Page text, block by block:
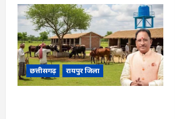
CG
:
जशपुर
से
204
श्रद्धालु
प्रभु
रामलला
दर्शन
के
लिए
छत्तीसगढ़ रायपुर जिला